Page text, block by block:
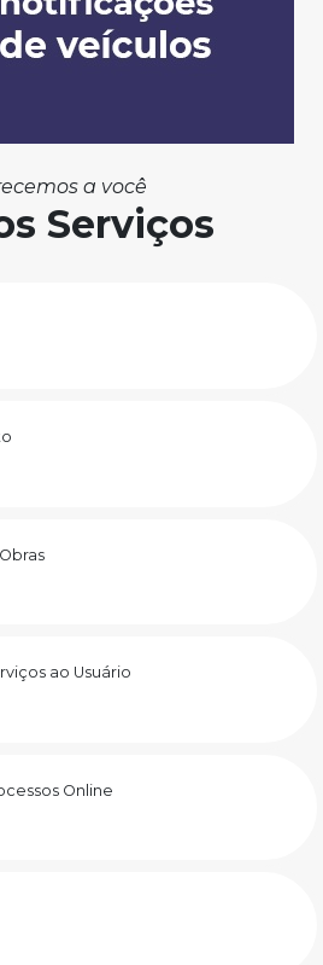
a você
Serviços
ao Usuário
Online